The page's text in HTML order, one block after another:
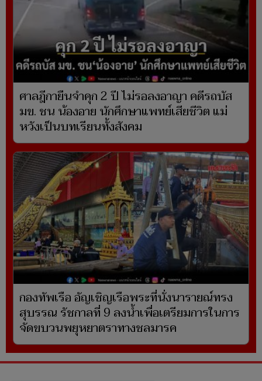
ศาลฎีกายืนจำคุก 2 ปี ไม่รอลงอาญา คดีรถบัส
มข. ชน น้องอาย นักศึกษาแพทย์เสียชีวิต แม่
หวังเป็นบทเรียนทั้งสังคม
กองทัพเรือ อัญเชิญเรือพระที่นั่งนารายณ์ทรง
สุบรรณ รัชกาลที่ 9 ลงน้ำเพื่อเตรียมการในการ
จัดขบวนพยุหยาตราทางชลมารค